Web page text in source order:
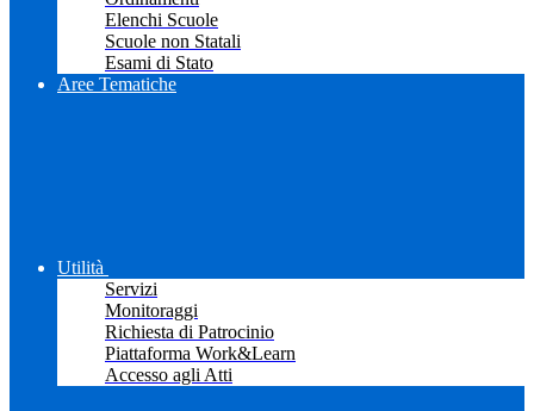
Elenchi Scuole
Scuole non Statali
Esami di Stato
Aree Tematiche
Utilità
Servizi
Monitoraggi
Richiesta di Patrocinio
Piattaforma Work&Learn
Accesso agli Atti